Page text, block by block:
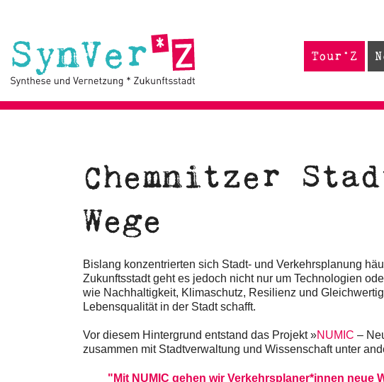
Tour
Chemnitzer
Wege
Bislang konzentrierten sich Stadt- und Verkehrsplanung
Zukunftsstadt geht es jedoch nicht nur um Technologien
wie Nachhaltigkeit, Klimaschutz, Resilienz und
Lebensqualität in der Stadt schafft.
Vor diesem Hintergrund entstand das Projekt »NUMIC –
zusammen mit Stadtverwaltung und Wissenschaft unter
"Mit NUMIC gehen wir Verkehrsplaner*innen neue